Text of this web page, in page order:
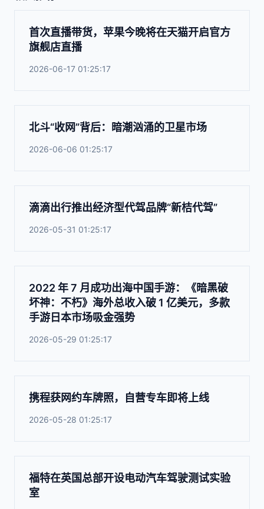
首次直播带货，苹果今晚将在天猫开启官方
旗舰店直播
2026-06-17 01:25:17
北斗“收网”背后：暗潮汹涌的卫星市场
2026-06-06 01:25:17
滴滴出行推出经济型代驾品牌“新桔代驾”
2026-05-31 01:25:17
2022 年 7 月成功出海中国手游：《暗黑破
坏神：不朽》海外总收入破 1 亿美元，多款
手游日本市场吸金强势
2026-05-29 01:25:17
携程获网约车牌照，自营专车即将上线
2026-05-28 01:25:17
福特在英国总部开设电动汽车驾驶测试实验
室